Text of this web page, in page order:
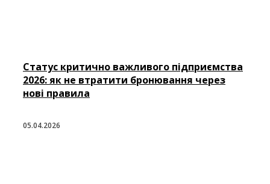
Статус критично важливого підприємства
2026: як не втратити бронювання через
нові правила
05.04.2026